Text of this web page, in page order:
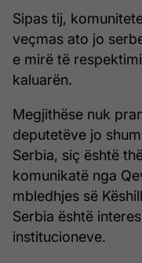
Sipas tij,
veçmas ato jo
e mirë të
kaluarën.
Megjithëse nuk
deputetëve jo
Serbia, siç është
komunikatë nga
mbledhjes së
Serbia është
institucioneve.